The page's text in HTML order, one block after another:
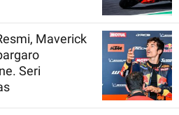
Maverick
Seri